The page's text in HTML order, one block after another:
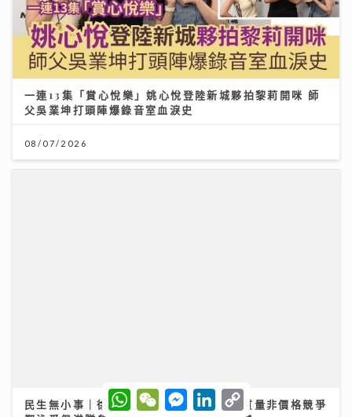
一連13集「賞心悅樂」姚心悅登陸新城夥拍黎莉開咪 師
父吳業坤打頭陣爆錄音室血淚史
08/07/2026
民生無小事｜徐英偉指本港酒店業靠服務質量非價格競爭
W
h
W
e
M
e
L
o